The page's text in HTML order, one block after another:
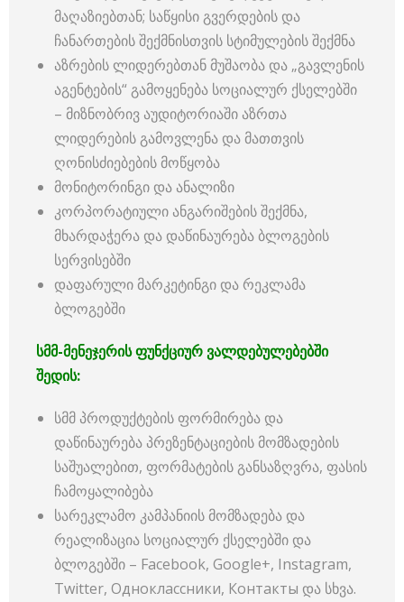
მაღაზიებთან; საწყისი გვერდების და
ჩანართების შექმნისთვის სტიმულების შექმნა
აზრების ლიდერებთან მუშაობა და „გავლენის
აგენტების“ გამოყენება სოციალურ ქსელებში
– მიზნობრივ აუდიტორიაში აზრთა
ლიდერების გამოვლენა და მათთვის
ღონისძიებების მოწყობა
მონიტორინგი და ანალიზი
კორპორატიული ანგარიშების შექმნა,
მხარდაჭერა და დაწინაურება ბლოგების
სერვისებში
დაფარული მარკეტინგი და რეკლამა
ბლოგებში
სმმ-მენეჯერის ფუნქციურ ვალდებულებებში
შედის:
სმმ პროდუქტების ფორმირება და
დაწინაურება პრეზენტაციების მომზადების
საშუალებით, ფორმატების განსაზღვრა, ფასის
ჩამოყალიბება
სარეკლამო კამპანიის მომზადება და
რეალიზაცია სოციალურ ქსელებში და
ბლოგებში – Facebook, Google+, Instagram,
Twitter, Одноклассники, Контакты და სხვა.